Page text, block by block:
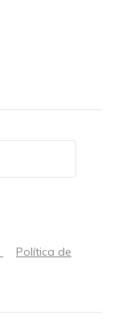
Política de